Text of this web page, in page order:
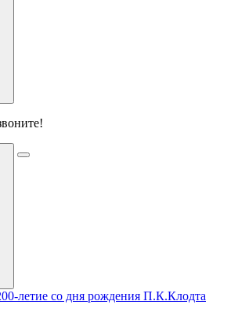
летие со дня рождения П.К.Клодта